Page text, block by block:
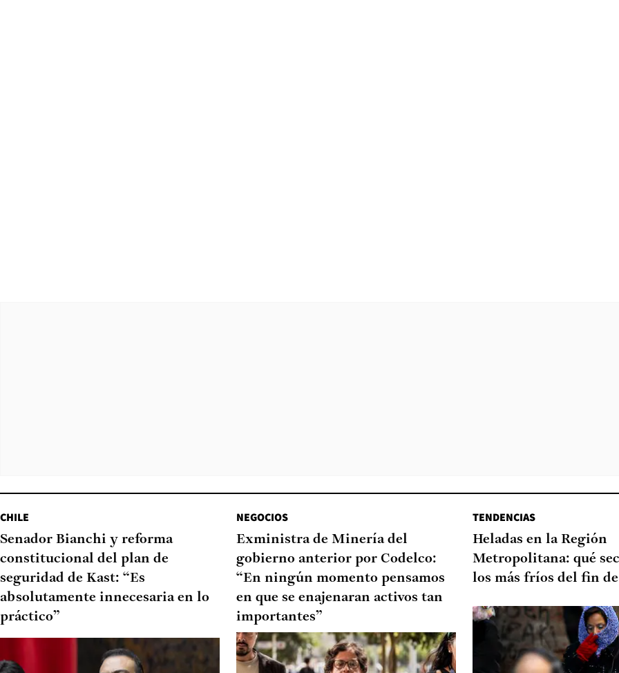
CHILE
Senador Bianchi y reforma
constitucional del plan de
seguridad de Kast: “Es
absolutamente innecesaria en lo
práctico”
NEGOCIOS
Exministra de Minería del
gobierno anterior por Codelco:
“En ningún momento pensamos
en que se enajenaran activos tan
importantes”
TENDENCIAS
Heladas en la Región
Metropolitana: qué
los más fríos del fin de